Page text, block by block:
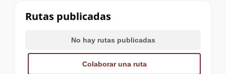
cumbre
Rutas publicadas
No hay rutas publicadas
Colaborar una ruta